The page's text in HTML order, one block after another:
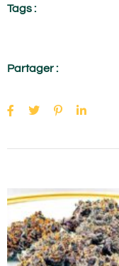
Tags :
Partager :